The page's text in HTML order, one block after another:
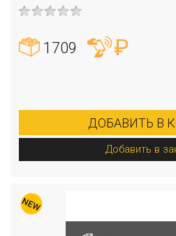
1709
ДОБАВИТЬ В
Добавить в